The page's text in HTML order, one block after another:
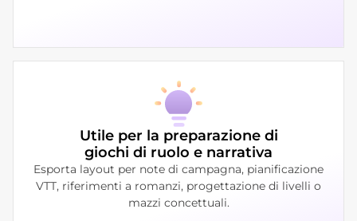
Utile per la preparazione di
giochi di ruolo e narrativa
Esporta layout per note di campagna, pianificazione
VTT, riferimenti a romanzi, progettazione di livelli o
mazzi concettuali.